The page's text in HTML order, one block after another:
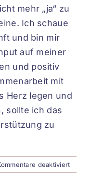
mehr „ja“ zu
Ich schaue
und bin mir
auf meiner
und positiv
mit
Herz legen und
sollte ich das
zu
deaktiviertfür
Lisa